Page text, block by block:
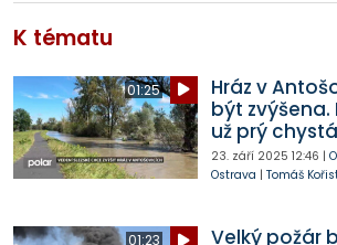
K tématu
01:25
Hráz v
být
už prý
23. září 2025 12:46 |
Ostrava | Tomáš
01:23 Velký požár